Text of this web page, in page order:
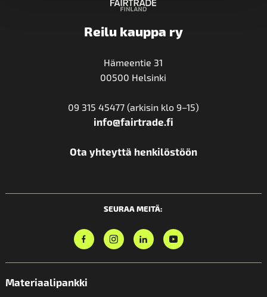
Reilu kauppa ry
Hämeentie 31
00500 Helsinki
09 315 45477 (arkisin klo 9–15)
info@fairtrade.fi
Ota yhteyttä henkilöstöön
SEURAA MEITÄ:
Materiaalipankki